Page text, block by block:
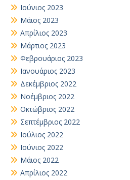
Ιούνιος 2023
Μάιος 2023
Απρίλιος 2023
Μάρτιος 2023
Φεβρουάριος 2023
Ιανουάριος 2023
Δεκέμβριος 2022
Νοέμβριος 2022
Οκτώβριος 2022
Σεπτέμβριος 2022
Ιούλιος 2022
Ιούνιος 2022
Μάιος 2022
Απρίλιος 2022